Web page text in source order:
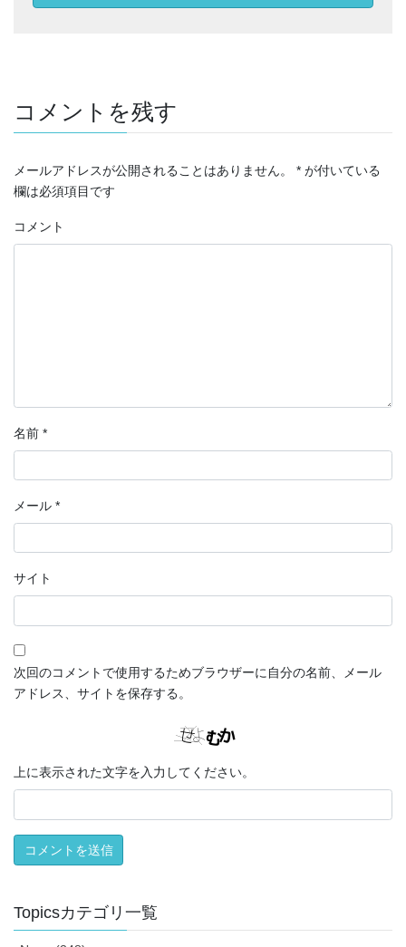
コメントを残す
メールアドレスが公開されることはありません。 * が付いている
欄は必須項目です
コメント
名前 *
メール *
サイト
次回のコメントで使用するためブラウザーに自分の名前、メール
アドレス、サイトを保存する。
上に表示された文字を入力してください。
Topicsカテゴリ一覧